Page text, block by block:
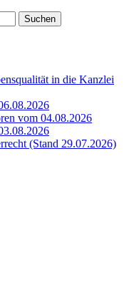
in die Kanzlei
vom 04.08.2026
(Stand 29.07.2026)